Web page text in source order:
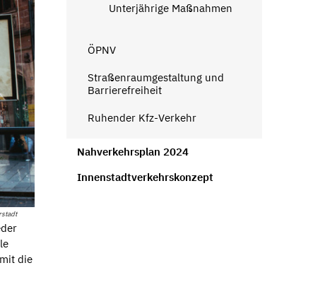
die
Unterjährige Maßnahmen
ÖPNV
Straßenraumgestaltung und
Barrierefreiheit
Ruhender Kfz-Verkehr
Nahverkehrsplan 2024
Innenstadtverkehrskonzept